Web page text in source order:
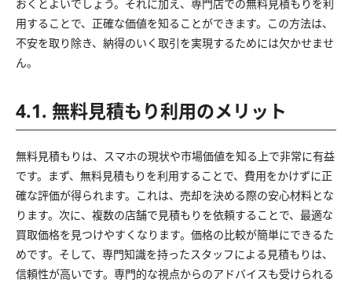
おくとよいでしょう。それに加え、専門店での無料見積もりを利
用することで、正確な価値を知ることができます。この方法は、
不安を取り除き、納得のいく取引を実現するためには欠かせませ
ん。
4.1. 無料見積もり利用のメリット
無料見積もりは、スマホの現状や市場価値を知る上で非常に有益
です。まず、無料見積もりを利用することで、費用をかけずに正
確な評価が得られます。これは、売却を決める際の安心材料とな
ります。次に、複数の店舗で見積もりを依頼することで、最適な
買取価格を見つけやすくなります。価格の比較が簡単にできるた
めです。そして、専門知識を持ったスタッフによる見積もりは、
信頼性が高いです。専門的な視点からのアドバイスも受けられる